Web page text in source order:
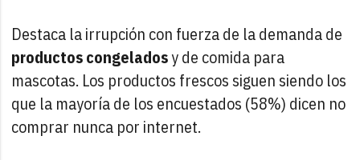
Destaca la irrupción con fuerza de la demanda de
productos congeladosy de comida para
mascotas. Los productos frescos siguen siendo los
que la mayoría de los encuestados (58%) dicen no
comprar nunca por internet.